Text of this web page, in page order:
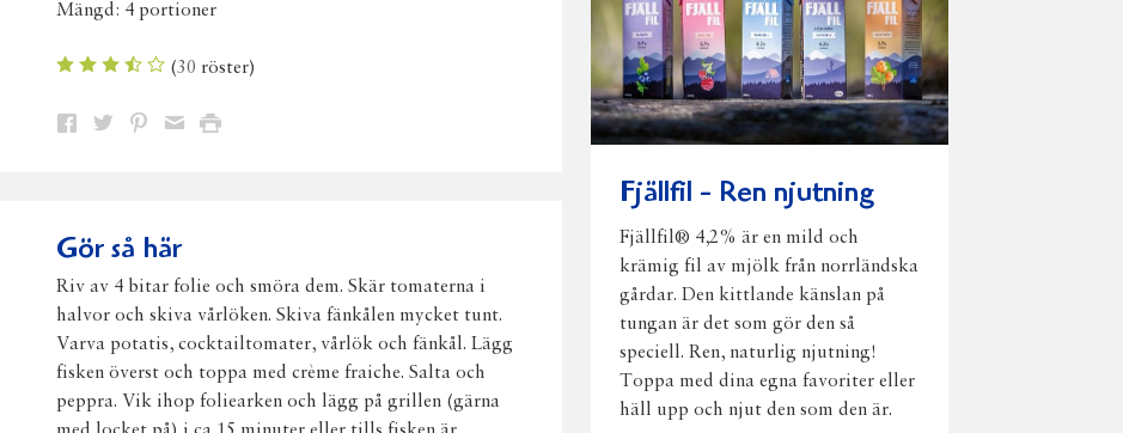
Mängd: 4 portioner
(30 röster)
Dela Dela Dela DelaSkriv
Gör så här
Riv av 4 bitar folie och smöra dem. Skär tomaterna i
halvor och skiva vårlöken. Skiva fänkålen mycket tunt.
Varva potatis, cocktailtomater, vårlök och fänkål. Lägg
fisken överst och toppa med crème fraiche. Salta och
peppra. Vik ihop foliearken och lägg på grillen (gärna
Fjällfil - Ren njutning
Fjällfil® 4,2% är en mild och
krämig fil av mjölk från norrländska
gårdar. Den kittlande känslan på
tungan är det som gör den så
speciell. Ren, naturlig njutning!
Toppa med dina egna favoriter eller
häll upp och njut den som den är.